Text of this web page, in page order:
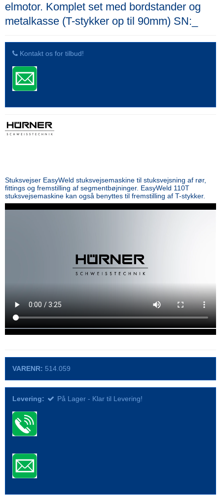
elmotor. Komplet set med bordstander og
metalkasse (T-stykker op til 90mm) SN:_
Kontakt os for tilbud!
Stuksvejser EasyWeld stuksvejsemaskine til stuksvejsning af rør,
fittings og fremstilling af segmentbøjninger. EasyWeld 110T
stuksvejsemaskine kan også benyttes til fremstilling af T-stykker.
VARENR: 514.059
Levering: På Lager - Klar til Levering!